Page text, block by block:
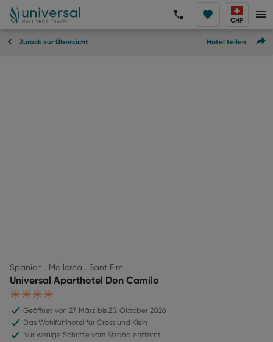
CHF
Zurück zur Übersicht Hotel teilen
Spanien . Mallorca . Sant Elm
Universal Aparthotel Don Camilo
4
Geöffnet von 27. März bis 25. Oktober 2026
Das Wohlfühlhotel für Gross und Klein
Nur wenige Schritte vom Strand entfernt